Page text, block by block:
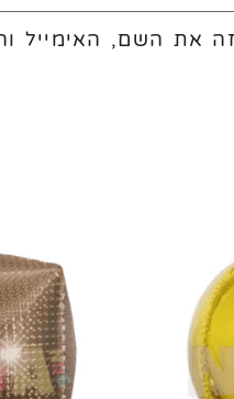
את השם, האימייל